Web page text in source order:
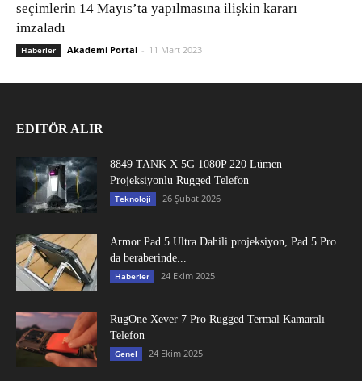
seçimlerin 14 Mayıs’ta yapılmasına ilişkin kararı
imzaladı
Haberler Akademi Portal - 11 Mart 2023
EDITÖR ALIR
8849 TANK X 5G 1080P 220 Lümen
Projeksiyonlu Rugged Telefon
Teknoloji 26 Şubat 2026
Armor Pad 5 Ultra Dahili projeksiyon, Pad 5 Pro
da beraberinde...
Haberler 24 Ekim 2025
RugOne Xever 7 Pro Rugged Termal Kamaralı
Telefon
Genel 24 Ekim 2025